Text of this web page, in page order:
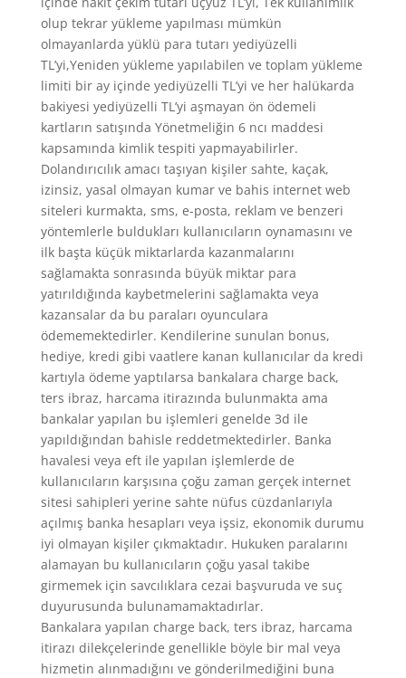
olup tekrar yükleme yapılması mümkün
olmayanlarda yüklü para tutarı yediyüzelli
TL’yi,Yeniden yükleme yapılabilen ve toplam yükleme
limiti bir ay içinde yediyüzelli TL’yi ve her halükarda
bakiyesi yediyüzelli TL’yi aşmayan ön ödemeli
kartların satışında Yönetmeliğin 6 ncı maddesi
kapsamında kimlik tespiti yapmayabilirler.
Dolandırıcılık amacı taşıyan kişiler sahte, kaçak,
izinsiz, yasal olmayan kumar ve bahis internet web
siteleri kurmakta, sms, e-posta, reklam ve benzeri
yöntemlerle buldukları kullanıcıların oynamasını ve
ilk başta küçük miktarlarda kazanmalarını
sağlamakta sonrasında büyük miktar para
yatırıldığında kaybetmelerini sağlamakta veya
kazansalar da bu paraları oyunculara
ödememektedirler. Kendilerine sunulan bonus,
hediye, kredi gibi vaatlere kanan kullanıcılar da kredi
kartıyla ödeme yaptılarsa bankalara charge back,
ters ibraz, harcama itirazında bulunmakta ama
bankalar yapılan bu işlemleri genelde 3d ile
yapıldığından bahisle reddetmektedirler. Banka
havalesi veya eft ile yapılan işlemlerde de
kullanıcıların karşısına çoğu zaman gerçek internet
sitesi sahipleri yerine sahte nüfus cüzdanlarıyla
açılmış banka hesapları veya işsiz, ekonomik durumu
iyi olmayan kişiler çıkmaktadır. Hukuken paralarını
alamayan bu kullanıcıların çoğu yasal takibe
girmemek için savcılıklara cezai başvuruda ve suç
duyurusunda bulunamamaktadırlar.
Bankalara yapılan charge back, ters ibraz, harcama
itirazı dilekçelerinde genellikle böyle bir mal veya
hizmetin alınmadığını ve gönderilmediğini buna